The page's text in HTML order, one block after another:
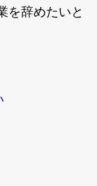
を辞めたいと